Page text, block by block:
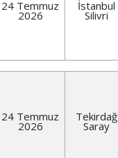
24 Temmuz
2026
İstanbul
Silivri
24 Temmuz
2026
Tekirdağ
Saray